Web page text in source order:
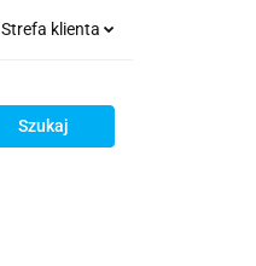
Strefa klienta
Zarejestruj się